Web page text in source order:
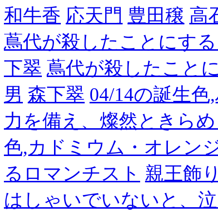
和牛香 応天門 豊田穣 高
蔦代が殺したことにす
下翠 蔦代が殺したこと
男 森下翠 04/14の誕生
力を備え、燦然ときら
色,カドミウム・オレン
るロマンチスト 親王飾
はしゃいでいないと、